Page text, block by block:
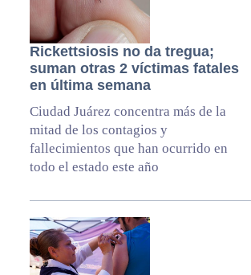
Rickettsiosis no da tregua;
suman otras 2 víctimas fatales
en última semana
Ciudad Juárez concentra más de la
mitad de los contagios y
fallecimientos que han ocurrido en
todo el estado este año